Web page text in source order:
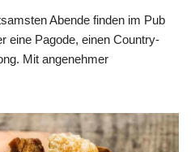
Abende finden im Pub
eine Pagode, einen Country-
Mit angenehmer